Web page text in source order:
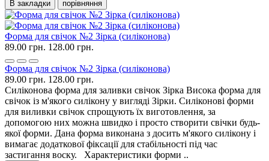
В закладки порівняння
Форма для свічок №2 Зірка (силіконова)
89.00 грн. 128.00 грн.
Форма для свічок №2 Зірка (силіконова)
89.00 грн. 128.00 грн.
Силіконова форма для заливки свічок Зірка Висока форма для
свічок із м'якого силікону у вигляді Зірки. Силіконові форми
для виливки свічок спрощують їх виготовлення, за
допомогою них можна швидко і просто створити свічки будь-
якої форми. Дана форма виконана з досить м'якого силікону і
вимагає додаткової фіксації для стабільності під час
застигання воску. Характеристики форми ..